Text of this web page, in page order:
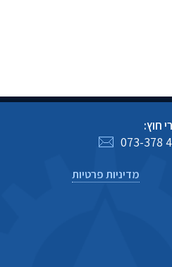
חוץ:
073-378
מדיניות פרטיות